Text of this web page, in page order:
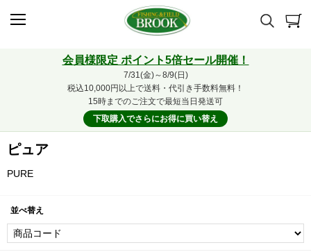
会員様限定 ポイント5倍セール開催！
7/31(金)～8/9(日)
税込10,000円以上で送料・代引き手数料無料！
15時までのご注文で最短当日発送可
下取購入でさらにお得に買い替え
ピュア
PURE
並べ替え